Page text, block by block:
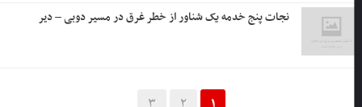
نجات پنج خدمه یک شناور از خطر غرق در مسیر دوبی – دیر